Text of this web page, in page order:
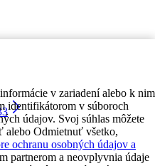
v zariadení alebo k nim
identifikátorom v súboroch
údajov. Svoj súhlas môžete
Odmietnuť všetko,
ochranu osobných údajov a
partnerom a neovplyvnia údaje